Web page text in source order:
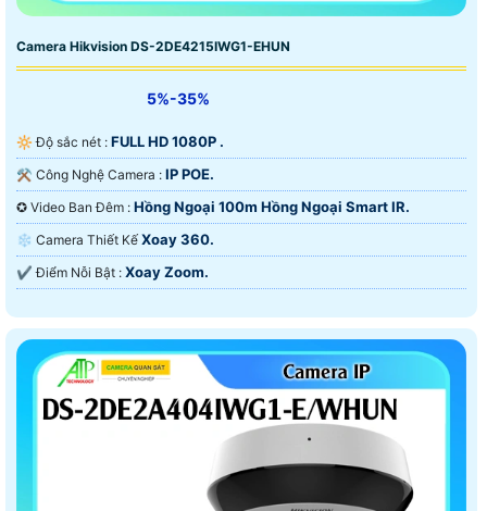
Camera Hikvision DS-2DE4215IWG1-EHUN
5%-35%
🔆 Độ sắc nét : FULL HD 1080P .
⚒ Công Nghệ Camera : IP POE.
✪ Video Ban Đêm : Hồng Ngoại 100m Hồng Ngoại Smart IR.
❄ Camera Thiết Kế Xoay 360.
️✔️ Điểm Nỗi Bật : Xoay Zoom.